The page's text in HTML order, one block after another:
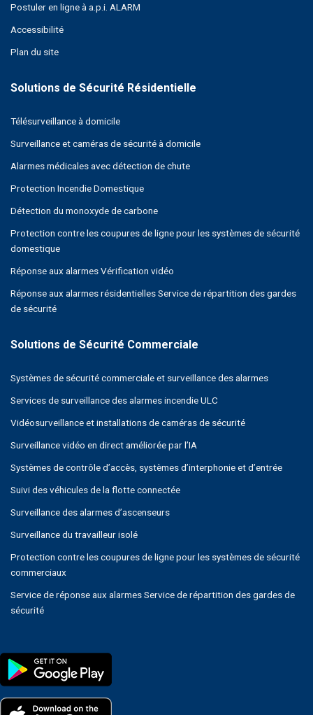
Postuler en ligne à a.p.i. ALARM
Accessibilité
Plan du site
Télésurveillance à domicile
Surveillance et caméras de sécurité à domicile
Alarmes médicales avec détection de chute
Protection Incendie Domestique
Détection du monoxyde de carbone
Protection contre les coupures de ligne pour les systèmes de sécurité
domestique
Réponse aux alarmes Vérification vidéo
Réponse aux alarmes résidentielles Service de répartition des gardes
de sécurité
Systèmes de sécurité commerciale et surveillance des alarmes
Services de surveillance des alarmes incendie ULC
Vidéosurveillance et installations de caméras de sécurité
Surveillance vidéo en direct améliorée par l’IA
Systèmes de contrôle d’accès, systèmes d’interphonie et d’entrée
Suivi des véhicules de la flotte connectée
Surveillance des alarmes d’ascenseurs
Surveillance du travailleur isolé
Protection contre les coupures de ligne pour les systèmes de sécurité
commerciaux
Service de réponse aux alarmes Service de répartition des gardes de
sécurité